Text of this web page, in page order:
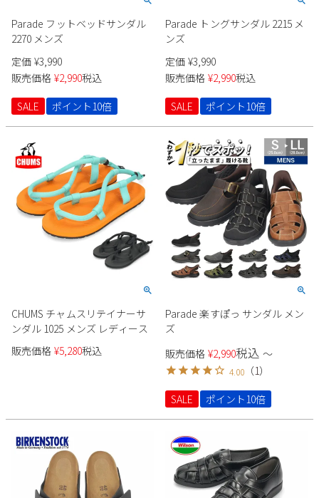
Parade フットベッドサンダル
2270 メンズ
定価 ¥3,990
販売価格 ¥2,990税込
SALE
ポイント10倍
Parade トングサンダル 2215 メ
ンズ
定価 ¥3,990
販売価格 ¥2,990税込
SALE
ポイント10倍
CHUMS チャムスリテイナーサ
ンダル 1025 メンズ レディース
販売価格 ¥5,280税込
Parade 楽すぽっ サンダル メン
ズ
販売価格 ¥2,990税込 〜
4.00 （1）
SALE
ポイント10倍